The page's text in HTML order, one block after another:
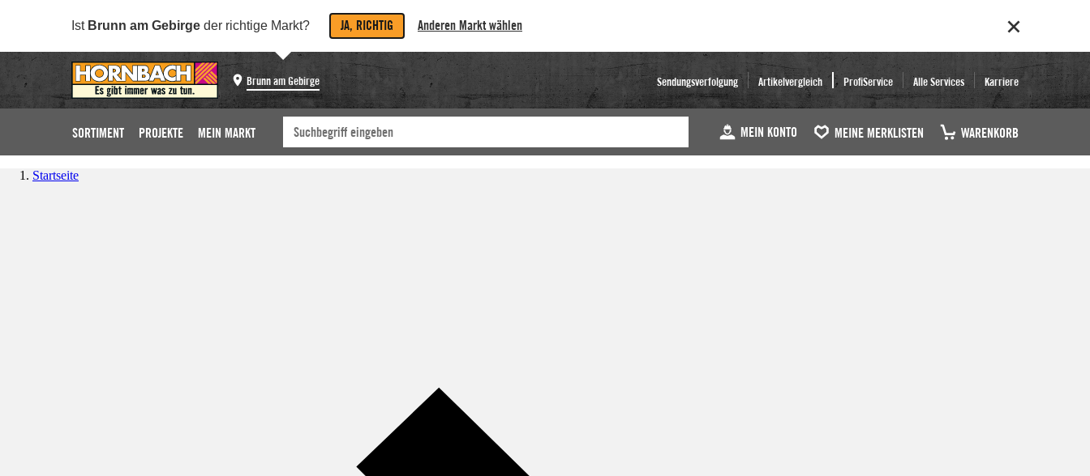
Ist Brunn am Gebirge der richtige Markt? JA, RICHTIG Anderen Markt wählen
Brunn am Gebirge Sendungsverfolgung Artikelvergleich ProfiService Alle Services Karriere
SORTIMENT PROJEKTE MEIN MARKT MEIN KONTO MEINE MERKLISTEN WARENKORB
Startseite